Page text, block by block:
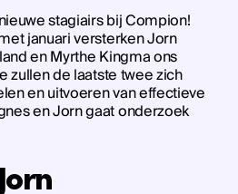
stagiairs bij Compion!
januari versterken Jorn
en Myrthe Kingma ons
zullen de laatste twee zich
en uitvoeren van effectieve
en Jorn gaat onderzoek